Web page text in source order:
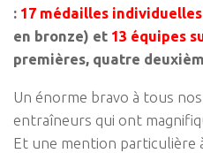
: 17 médailles individuelles
en bronze) et 13 équipes
premières, quatre
Un énorme bravo à tous
entraîneurs qui ont
Et une mention particulière